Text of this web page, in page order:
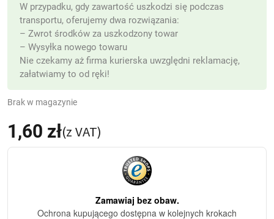
1,60 zł(z VAT)
Brak w magazynie
W przypadku, gdy zawartość uszkodzi się podczas
transportu, oferujemy dwa rozwiązania:
– Zwrot środków za uszkodzony towar
– Wysyłka nowego towaru
Nie czekamy aż firma kurierska uwzględni reklamację,
załatwiamy to od ręki!